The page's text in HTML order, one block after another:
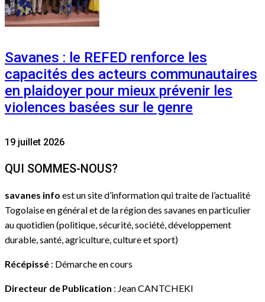
Savanes : le REFED renforce les
capacités des acteurs communautaires
en plaidoyer pour mieux prévenir les
violences basées sur le genre
19 juillet 2026
QUI SOMMES-NOUS?
savanes info est un site d’information qui traite de l’actualité
Togolaise en général et de la région des savanes en particulier
au quotidien (politique, sécurité, société, développement
durable, santé, agriculture, culture et sport)
Récépissé : Démarche en cours
Directeur de Publication : Jean CANTCHEKI